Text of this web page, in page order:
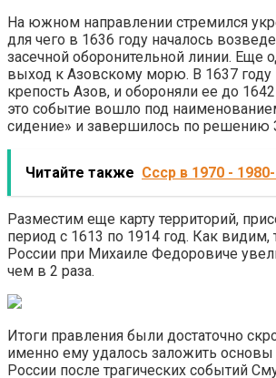
На южном направлении стремился
для чего в 1636 году началось
засечной оборонительной линии. Еще
выход к Азовскому морю. В 1637 году
крепость Азов, и обороняли ее до
это событие вошло под
сидение» и завершилось по решению
Читайте также Ссср в 1970 -
Разместим еще карту территорий,
период с 1613 по 1914 год. Как видим,
России при Михаиле Федоровиче
чем в 2 раза.
Итоги правления были достаточно
именно ему удалось заложить основы
России после трагических событий